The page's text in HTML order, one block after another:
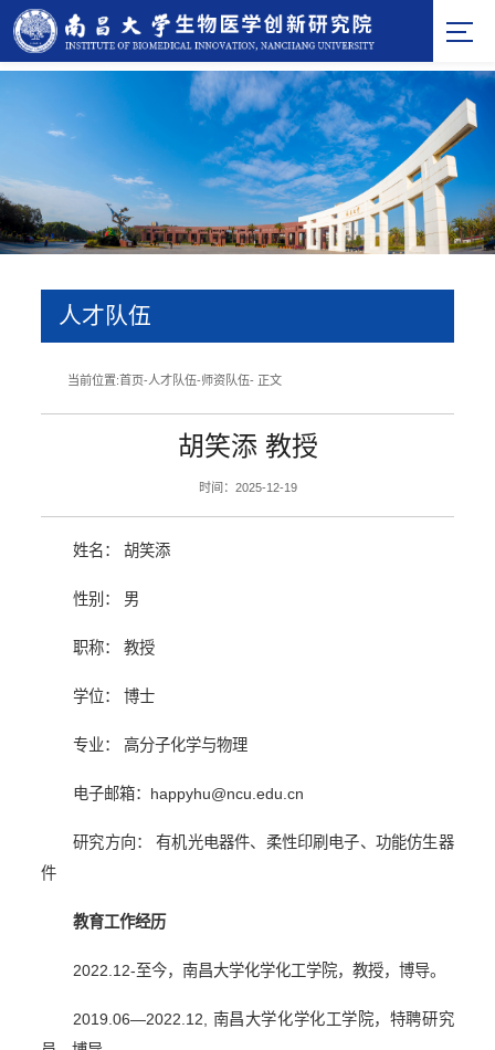
人才队伍
当前位置:首页-人才队伍-师资队伍- 正文
胡笑添 教授
时间：2025-12-19
姓名： 胡笑添
性别： 男
职称： 教授
学位： 博士
专业： 高分子化学与物理
电子邮箱： happyhu@ncu.edu.cn
研究方向： 有机光电器件、柔性印刷电子、功能仿生器
件
教育工作经历
2022.12-至今，南昌大学化学化工学院，教授，博导。
2019.06—2022.12, 南昌大学化学化工学院，特聘研究